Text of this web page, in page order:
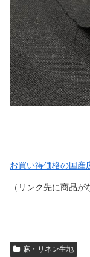
お買い得価格の国産
（リンク先に商品が
麻・リネン生地